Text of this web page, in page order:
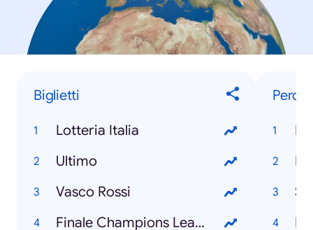
Biglietti
Lotteria Italia
Ultimo
Vasco Rossi
Finale Champions League
È
Si